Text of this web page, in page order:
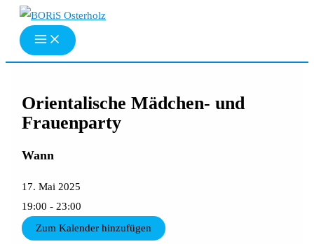
Zum
Inhalt
springen
Orientalische Mädchen- und
Frauenparty
Wann
17. Mai 2025
19:00 - 23:00
Zum Kalender hinzufügen